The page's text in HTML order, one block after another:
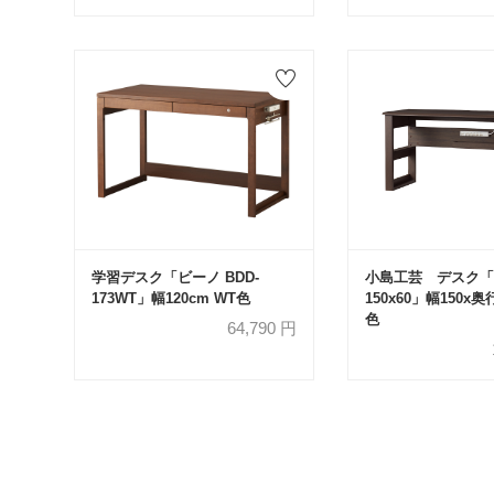
学習デスク「ビーノ BDD-
173WT」幅120cm WT色
64,790円
小島工芸 デスク
150x60」幅150x奥
色